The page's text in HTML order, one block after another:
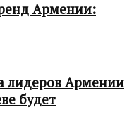
Армении:
лидеров Армении
будет